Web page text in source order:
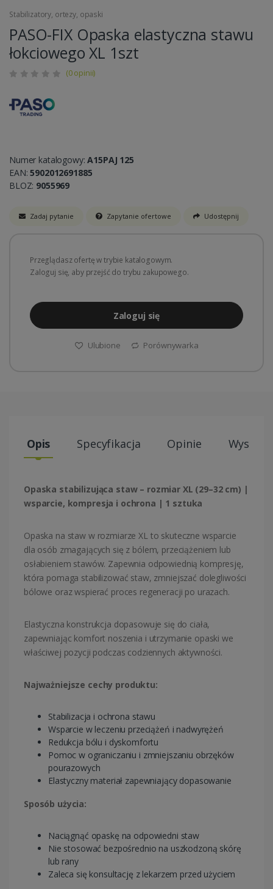
Stabilizatory, ortezy, opaski
PASO-FIX Opaska elastyczna stawu
łokciowego XL 1szt
(0 opinii)
Numer katalogowy:A15PAJ 125
EAN:5902012691885
BLOZ: 9055969
Zadaj pytanie Zapytanie ofertowe Udostępnij
Przeglądasz ofertę w trybie katalogowym.
Zaloguj się, aby przejść do trybu zakupowego.
Zaloguj się
Ulubione Porównywarka
Opis Specyfikacja Opinie Wysyłki
Opaska stabilizująca staw – rozmiar XL (29–32 cm) |
wsparcie, kompresja i ochrona | 1 sztuka
Opaska na staw w rozmiarze XL to skuteczne wsparcie
dla osób zmagających się z bólem, przeciążeniem lub
osłabieniem stawów. Zapewnia odpowiednią kompresję,
która pomaga stabilizować staw, zmniejszać dolegliwości
bólowe oraz wspierać proces regeneracji po urazach.
Elastyczna konstrukcja dopasowuje się do ciała,
zapewniając komfort noszenia i utrzymanie opaski we
właściwej pozycji podczas codziennych aktywności.
Najważniejsze cechy produktu:
Stabilizacja i ochrona stawu
Wsparcie w leczeniu przeciążeń i nadwyrężeń
Redukcja bólu i dyskomfortu
Pomoc w ograniczaniu i zmniejszaniu obrzęków
pourazowych
Elastyczny materiał zapewniający dopasowanie
Sposób użycia:
Naciągnąć opaskę na odpowiedni staw
Nie stosować bezpośrednio na uszkodzoną skórę
lub rany
Zaleca się konsultację z lekarzem przed użyciem